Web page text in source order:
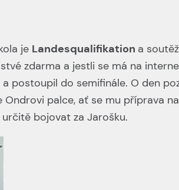
je Landesqualifikation a
zdarma a jestli se má na
postoupil do semifinále. O den
palce, ať se mu příprava
bojovat za Jarošku.